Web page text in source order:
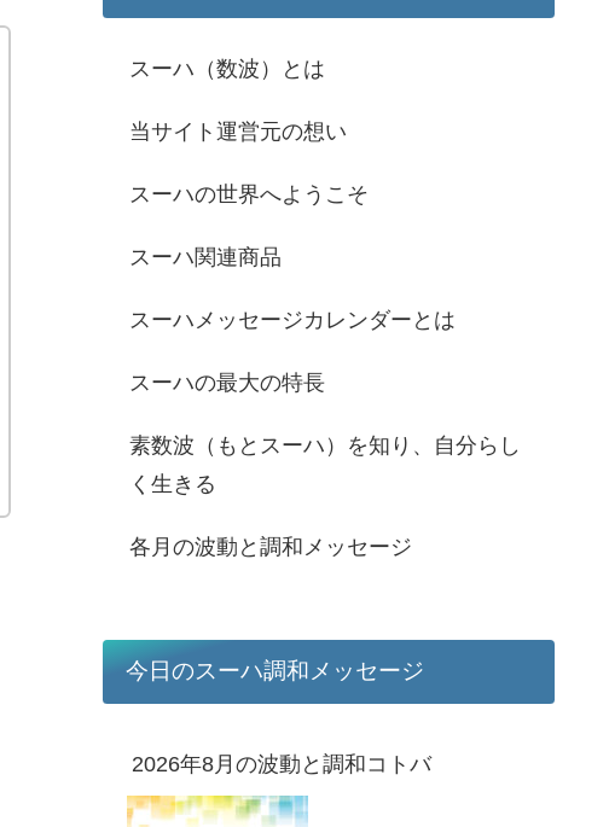
スーハ（数波）とは
当サイト運営元の想い
スーハの世界へようこそ
スーハ関連商品
スーハメッセージカレンダーとは
スーハの最大の特長
素数波（もとスーハ）を知り、自分らし
く生きる
各月の波動と調和メッセージ
今日のスーハ調和メッセージ
2026年8月の波動と調和コトバ